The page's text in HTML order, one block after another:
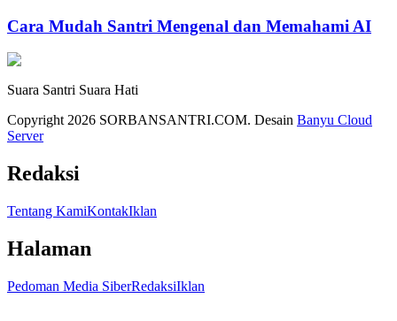
Cara Mudah Santri Mengenal dan Memahami AI
Suara Santri Suara Hati
Copyright 2026 SORBANSANTRI.COM. Desain Banyu Cloud
Server
Redaksi
Tentang KamiKontakIklan
Halaman
Pedoman Media SiberRedaksiIklan